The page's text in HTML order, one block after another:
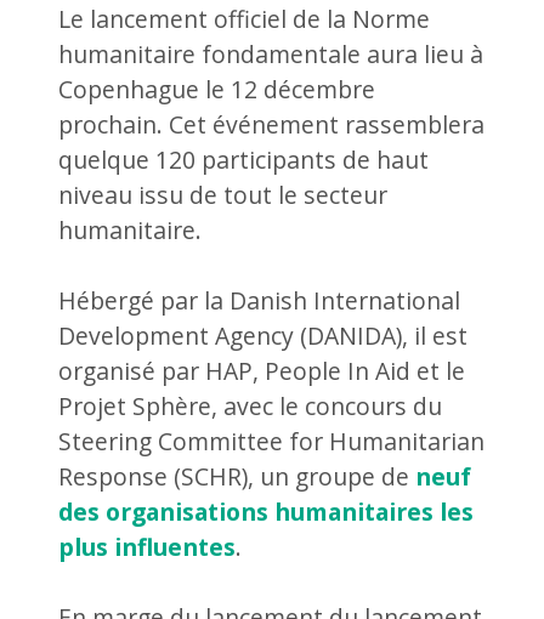
Le lancement officiel de la Norme
humanitaire fondamentale aura lieu à
Copenhague le 12 décembre
prochain. Cet événement rassemblera
quelque 120 participants de haut
niveau issu de tout le secteur
humanitaire.
Hébergé par la Danish International
Development Agency (DANIDA), il est
organisé par HAP, People In Aid et le
Projet Sphère, avec le concours du
Steering Committee for Humanitarian
Response (SCHR), un groupe de neuf
des organisations humanitaires les
plus influentes.